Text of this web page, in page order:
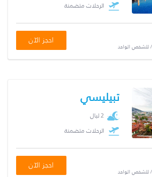
الرحلات متضمنة
/ للشخص الواحد
احجز الآن
تبيليسي
2 ليال
الرحلات متضمنة
/ للشخص الواحد
احجز الآن